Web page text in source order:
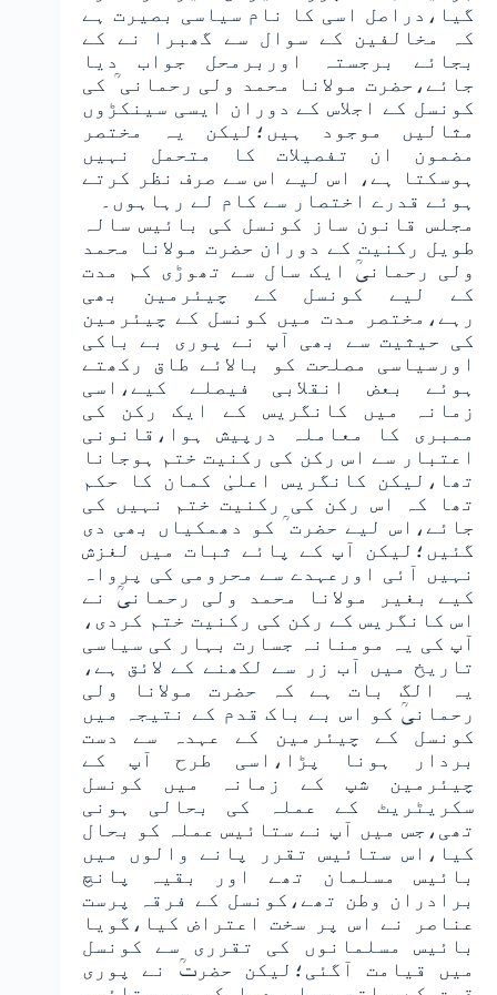
گیا،دراصل اسی کا نام سیاسی بصیرت ہے
کہ مخالفین کے سوال سے گھبرا نے کے
بجائے برجستہ اوربرمحل جواب دیا
جائے،حضرت مولانا محمد ولی رحمانی ؒ کی
کونسل کے اجلاس کے دوران ایسی سینکڑوں
مثالیں موجود ہیں؛لیکن یہ مختصر
مضمون ان تفصیلات کا متحمل نہیں
ہوسکتا ہے، اس لیے اس سے صرف نظر کرتے
ہوئے قدرے اختصار سے کام لے رہاہوں۔
مجلس قانون ساز کونسل کی بائیس سالہ
طویل رکنیت کے دوران حضرت مولانا محمد
ولی رحمانیؒ ایک سال سے تھوڑی کم مدت
کے لیے کونسل کے چیئرمین بھی
رہے،مختصر مدت میں کونسل کے چیئرمین
کی حیثیت سے بھی آپ نے پوری بے باکی
اورسیاسی مصلحت کو بالائے طاق رکھتے
ہوئے بعض انقلابی فیصلے کیے،اسی
زمانہ میں کانگریس کے ایک رکن کی
ممبری کا معاملہ درپیش ہوا،قانونی
اعتبار سے اس رکن کی رکنیت ختم ہوجانا
تھا،لیکن کانگریس اعلیٰ کمان کا حکم
تھا کہ اس رکن کی رکنیت ختم نہیں کی
جائے،اس لیے حضرت ؒ کو دھمکیاں بھی دی
گئیں؛لیکن آپ کے پائے ثبات میں لغزش
نہیں آئی اورعہدے سے محرومی کی پرواہ
کیے بغیر مولانا محمد ولی رحمانیؒ نے
اس کانگریس کے رکن کی رکنیت ختم کردی،
آپ کی یہ مومنانہ جسارت بہار کی سیاسی
تاریخ میں آب زر سے لکھنے کے لائق ہے،
یہ الگ بات ہے کہ حضرت مولانا ولی
رحمانیؒ کو اس بے باک قدم کے نتیجہ میں
کونسل کے چیئرمین کے عہدہ سے دست
بردار ہونا پڑا،اسی طرح آپ کے
چیئرمین شپ کے زمانہ میں کونسل
سکریٹریٹ کے عملہ کی بحالی ہونی
تھی،جس میں آپ نے ستائیس عملہ کو بحال
کیا،اس ستائیس تقرر پانے والوں میں
بائیس مسلمان تھے اور بقیہ پانچ
برادران وطن تھے،کونسل کے فرقہ پرست
عناصر نے اس پر سخت اعتراض کیا،گویا
بائیس مسلمانوں کی تقرری سے کونسل
میں قیامت آگئی؛لیکن حضرتؒ نے پوری